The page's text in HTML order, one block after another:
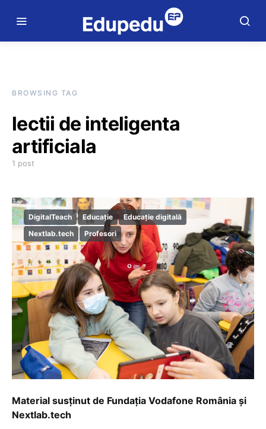
BROWSING TAG
lectii de inteligenta
artificiala
1 post
DigitalTeach Educație
Educație digitală
Nextlab.tech
Profesori
Material susținut de Fundația Vodafone România și
Nextlab.tech